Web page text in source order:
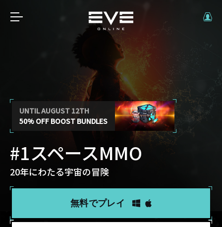
UNTIL AUGUST 12TH
50% OFF BOOST BUNDLES
#1スペースMMO
20年にわたる宇宙の冒険
無料でプレイ